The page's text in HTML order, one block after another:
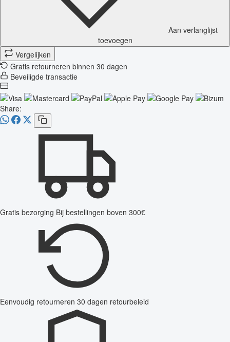
Aan verlanglijst
toevoegen
Vergelijken
Gratis retourneren binnen 30 dagen
Beveiligde transactie
Share:
Gratis bezorging Bij bestellingen boven 300€
Eenvoudig retourneren 30 dagen retourbeleid